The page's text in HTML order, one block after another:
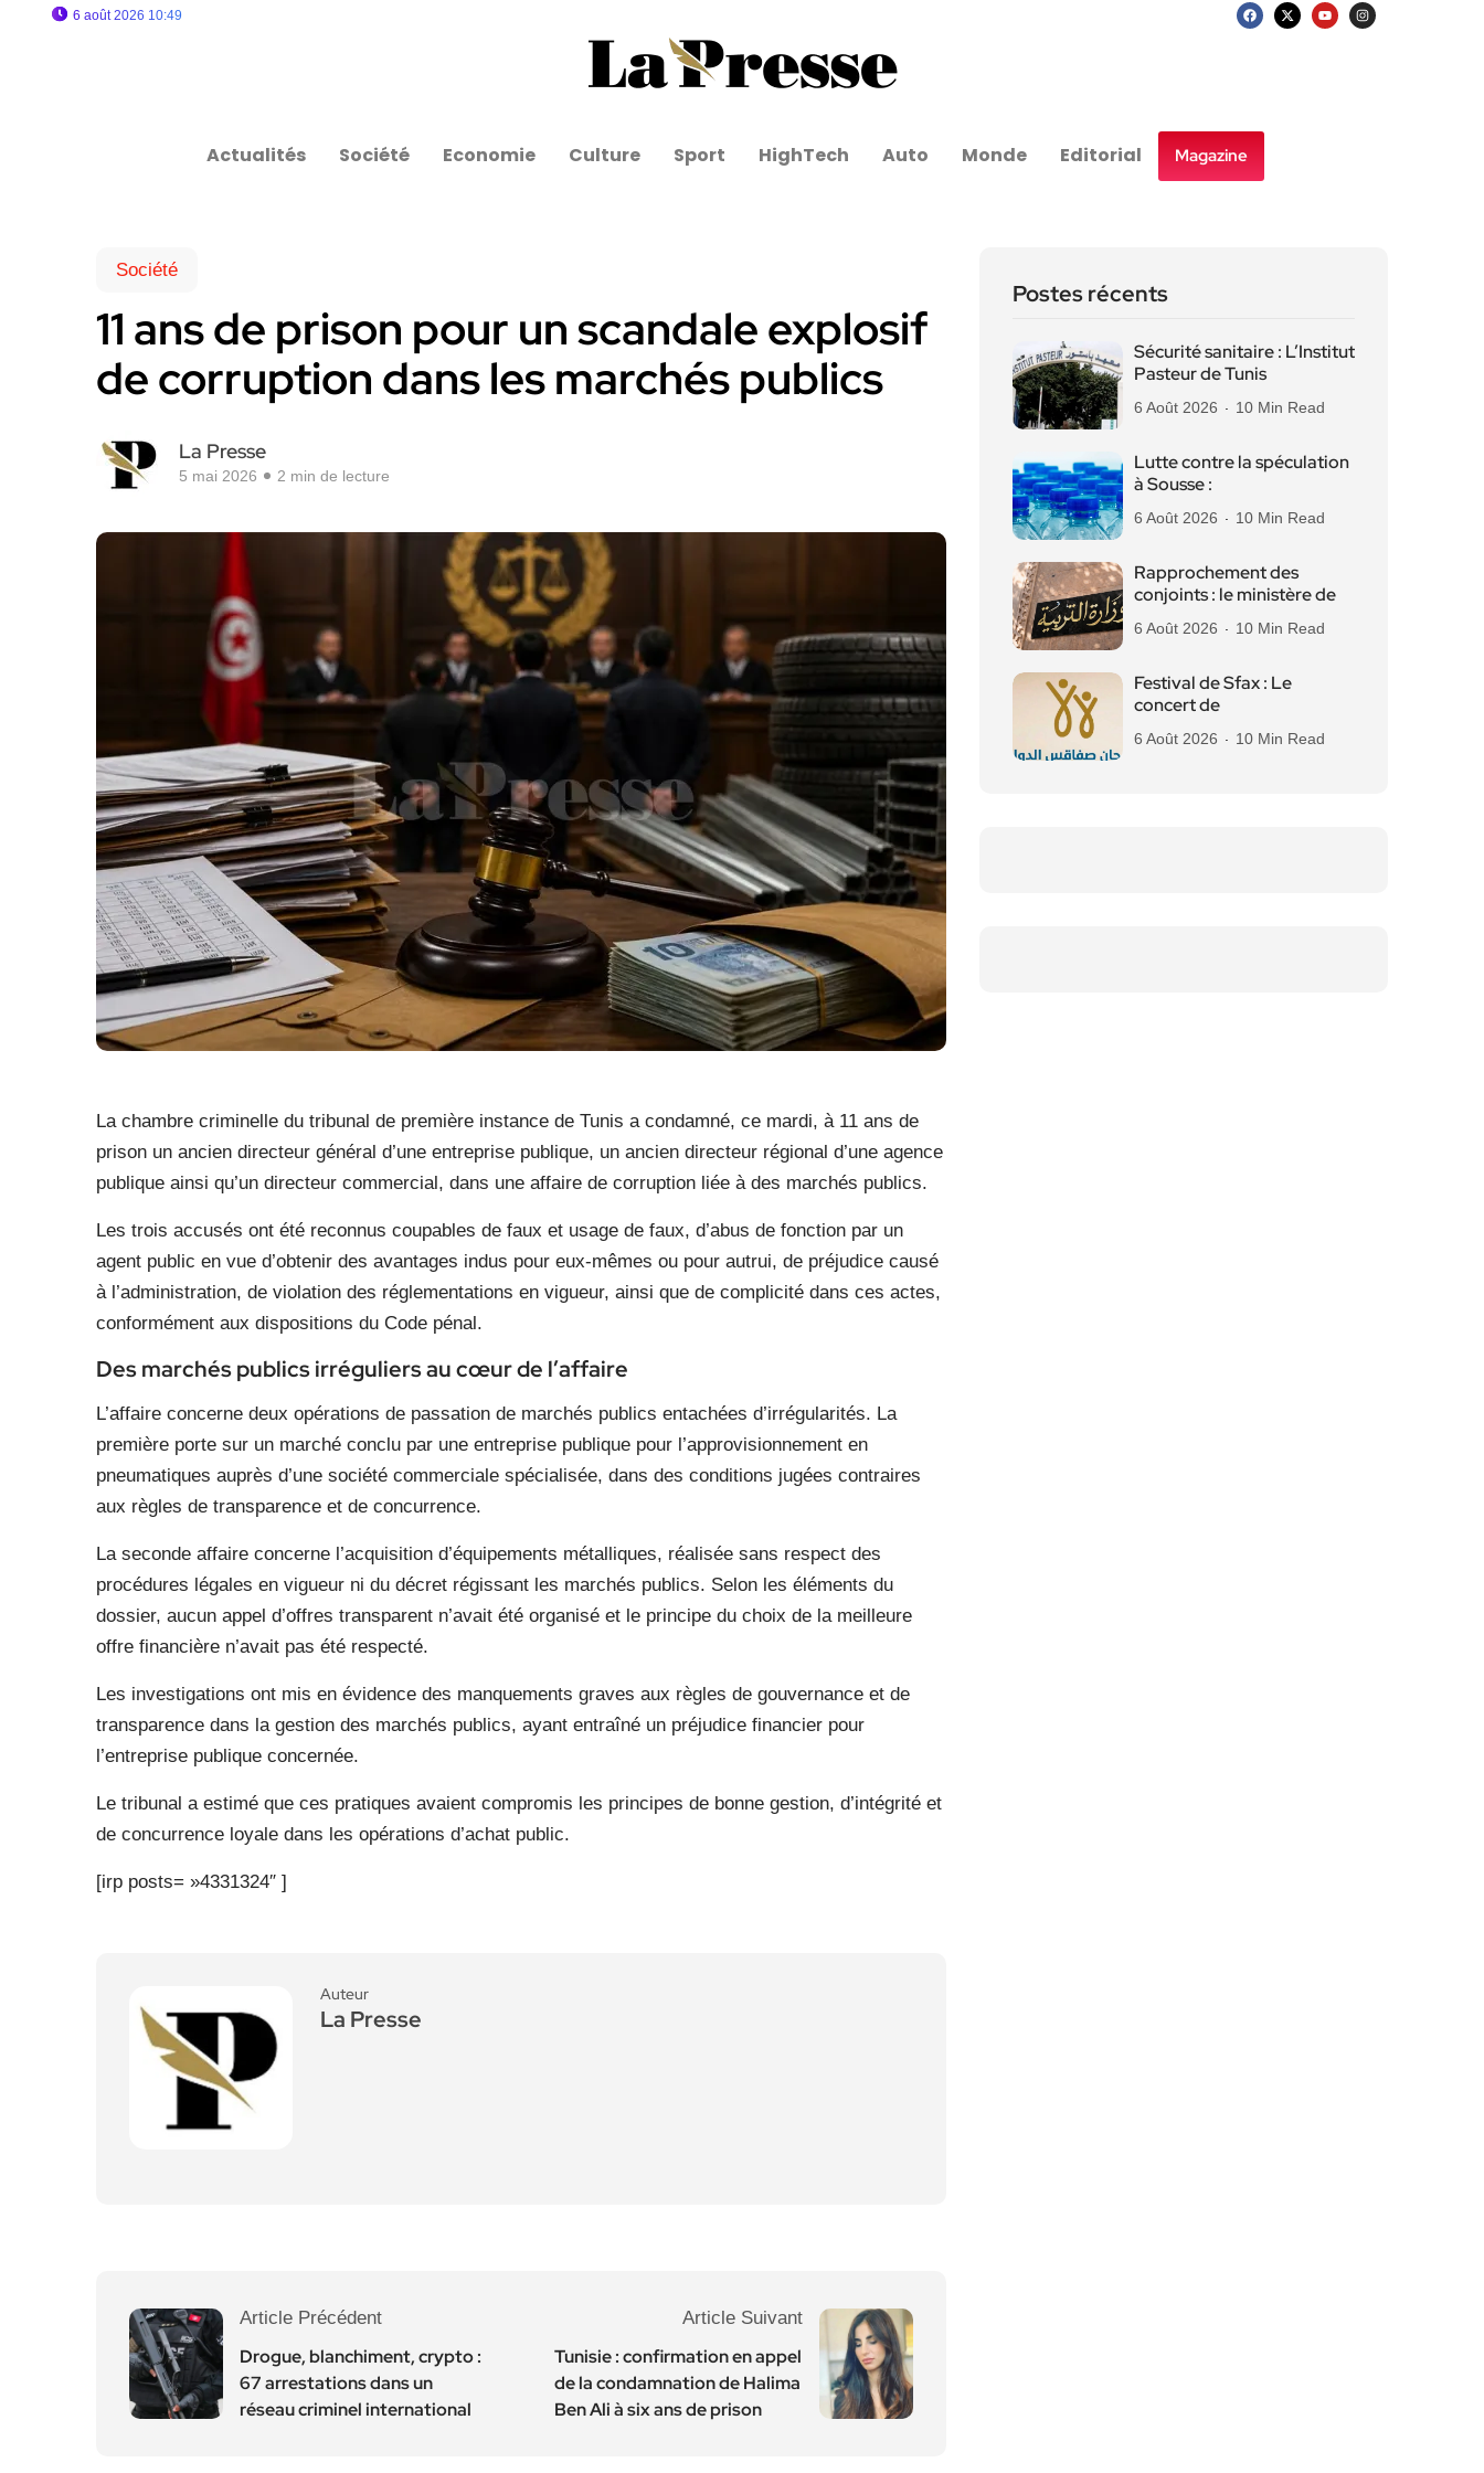
6 août 2026 10:49
Actualités Société Economie Culture Sport HighTech Auto Monde Editorial Magazine
Société
11 ans de prison pour un scandale explosif
de corruption dans les marchés publics
La Presse
5 mai 2026 2 min de lecture
La chambre criminelle du tribunal de première instance de Tunis a condamné, ce mardi, à 11 ans de
prison un ancien directeur général d’une entreprise publique, un ancien directeur régional d’une agence
publique ainsi qu’un directeur commercial, dans une affaire de corruption liée à des marchés publics.
Les trois accusés ont été reconnus coupables de faux et usage de faux, d’abus de fonction par un
agent public en vue d’obtenir des avantages indus pour eux-mêmes ou pour autrui, de préjudice causé
à l’administration, de violation des réglementations en vigueur, ainsi que de complicité dans ces actes,
conformément aux dispositions du Code pénal.
Des marchés publics irréguliers au cœur de l’affaire
L’affaire concerne deux opérations de passation de marchés publics entachées d’irrégularités. La
première porte sur un marché conclu par une entreprise publique pour l’approvisionnement en
pneumatiques auprès d’une société commerciale spécialisée, dans des conditions jugées contraires
aux règles de transparence et de concurrence.
La seconde affaire concerne l’acquisition d’équipements métalliques, réalisée sans respect des
procédures légales en vigueur ni du décret régissant les marchés publics. Selon les éléments du
dossier, aucun appel d’offres transparent n’avait été organisé et le principe du choix de la meilleure
offre financière n’avait pas été respecté.
Les investigations ont mis en évidence des manquements graves aux règles de gouvernance et de
transparence dans la gestion des marchés publics, ayant entraîné un préjudice financier pour
l’entreprise publique concernée.
Le tribunal a estimé que ces pratiques avaient compromis les principes de bonne gestion, d’intégrité et
de concurrence loyale dans les opérations d’achat public.
[irp posts= »4331324″ ]
Auteur
La Presse
Article Précédent
Drogue, blanchiment, crypto :
67 arrestations dans un
réseau criminel international
Article Suivant
Tunisie : confirmation en appel
de la condamnation de Halima
Ben Ali à six ans de prison
Postes récents
Sécurité sanitaire : L’Institut
Pasteur de Tunis
6 Août 2026 10 Min Read
Lutte contre la spéculation
à Sousse :
6 Août 2026 10 Min Read
Rapprochement des
conjoints : le ministère de
6 Août 2026 10 Min Read
Festival de Sfax : Le
concert de
6 Août 2026 10 Min Read